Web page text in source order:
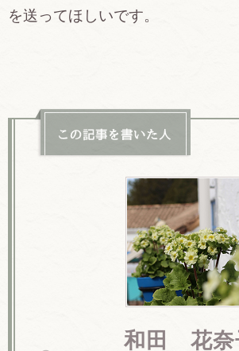
を送ってほしいです。
和田 花奈